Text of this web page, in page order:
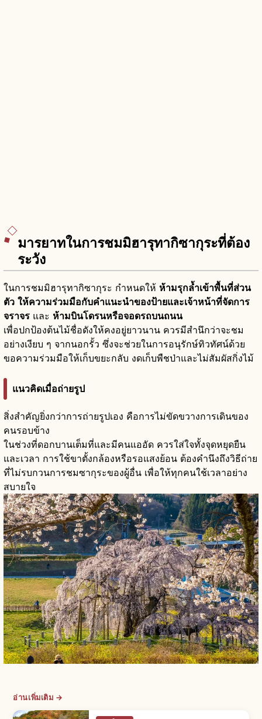
มารยาทในการชมมิฮารุทากิซากุระที่ต้อง
ระวัง
ในการชมมิฮารุทากิซากุระ กำหนดให้ ห้ามรุกล้ำเข้าพื้นที่ส่วน
ตัว ให้ความร่วมมือกับคำแนะนำของป้ายและเจ้าหน้าที่จัดการ
จราจร และ ห้ามบินโดรนหรือจอดรถบนถนน
เพื่อปกป้องต้นไม้ชื่อดังให้คงอยู่ยาวนาน ควรมีสำนึกว่าจะชม
อย่างเงียบ ๆ จากนอกรั้ว ซึ่งจะช่วยในการอนุรักษ์ทิวทัศน์ด้วย
ขอความร่วมมือให้เก็บขยะกลับ งดเก็บพืชป่าและไม่สัมผัสกิ่งไม้
แนวคิดเมื่อถ่ายรูป
สิ่งสำคัญยิ่งกว่าการถ่ายรูปเอง คือการไม่ขัดขวางการเดินของ
คนรอบข้าง
ในช่วงที่ดอกบานเต็มที่และมีคนแออัด ควรใส่ใจทั้งจุดหยุดยืน
และเวลา การใช้ขาตั้งกล้องหรือรอแสงย้อน ต้องคำนึงถึงวิธีถ่าย
ที่ไม่รบกวนการชมซากุระของผู้อื่น เพื่อให้ทุกคนใช้เวลาอย่าง
สบายใจ
อ่านเพิ่มเติม →